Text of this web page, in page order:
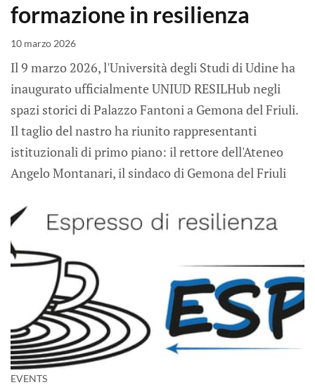
formazione in resilienza
10 marzo 2026
Il 9 marzo 2026, l'Università degli Studi di Udine ha
inaugurato ufficialmente UNIUD RESILHub negli
spazi storici di Palazzo Fantoni a Gemona del Friuli.
Il taglio del nastro ha riunito rappresentanti
istituzionali di primo piano: il rettore dell'Ateneo
Angelo Montanari, il sindaco di Gemona del Friuli
EVENTS